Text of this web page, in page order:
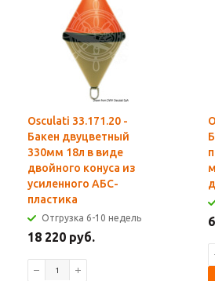
Osculati 33.171.20 -
Бакен двуцветный
330мм 18л в виде
двойного конуса из
усиленного АБС-
пластика
Отгрузка 6-10 недель
18 220 руб.